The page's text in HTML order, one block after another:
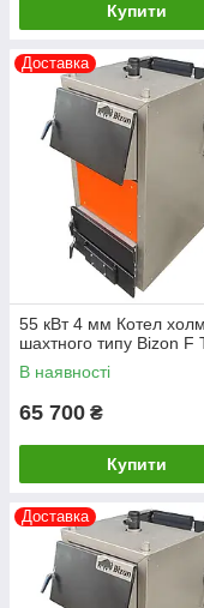
Купити
Доставка
55 кВт 4 мм Котел
шахтного типу Bizon F
В наявності
65 700 ₴
Купити
Доставка